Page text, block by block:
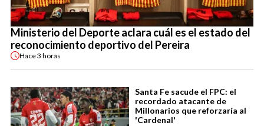
Ministerio del Deporte aclara cuál es el estado del
reconocimiento deportivo del Pereira
Hace3 horas
Santa Fe sacude el FPC: el
recordado atacante de
Millonarios que reforzaría al
'Cardenal'